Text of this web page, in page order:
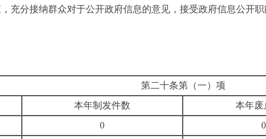
充分接纳群众对于公开政府信息的意见，接受政府信息公开职
第二十条第（一）项
本年制发件数 本年废
0 0